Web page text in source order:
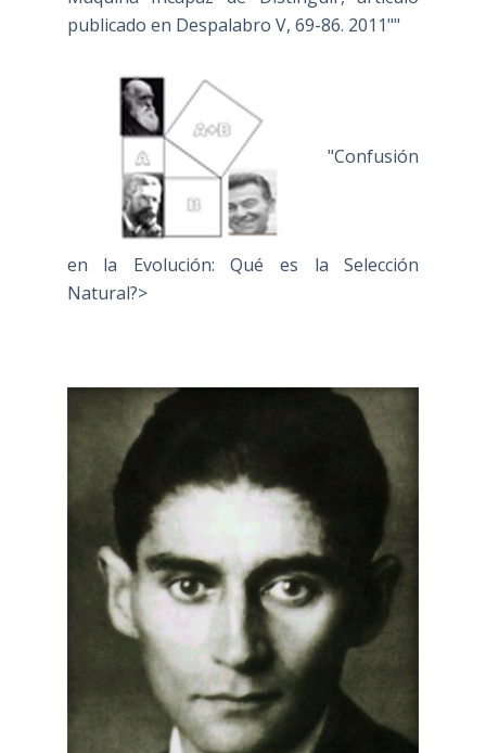
publicado en Despalabro V, 69-86. 2011""
"Confusión
en la Evolución: Qué es la Selección
Natural?>